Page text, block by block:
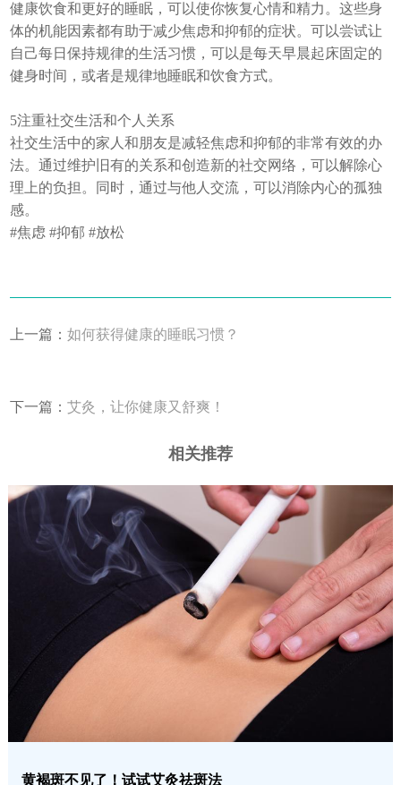
健康饮食和更好的睡眠，可以使你恢复心情和精力。这些身
体的机能因素都有助于减少焦虑和抑郁的症状。可以尝试让
自己每日保持规律的生活习惯，可以是每天早晨起床固定的
健身时间，或者是规律地睡眠和饮食方式。
5️注重社交生活和个人关系
社交生活中的家人和朋友是减轻焦虑和抑郁的非常有效的办
法。通过维护旧有的关系和创造新的社交网络，可以解除心
理上的负担。同时，通过与他人交流，可以消除内心的孤独
感。
#焦虑 #抑郁 #放松
上一篇：如何获得健康的睡眠习惯？
下一篇：艾灸，让你健康又舒爽！
相关推荐
黄褐斑不见了！试试艾灸祛斑法